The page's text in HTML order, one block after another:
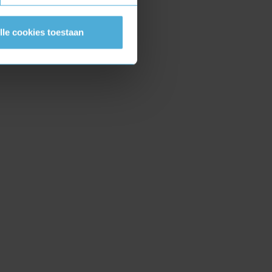
cookies toestaan